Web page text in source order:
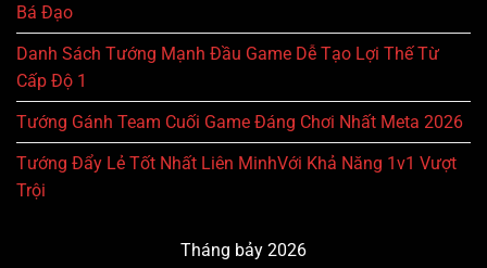
Bá Đạo
Danh Sách Tướng Mạnh Đầu Game Dễ Tạo Lợi Thế Từ
Cấp Độ 1
Tướng Gánh Team Cuối Game Đáng Chơi Nhất Meta 2026
Tướng Đẩy Lẻ Tốt Nhất Liên MinhVới Khả Năng 1v1 Vượt
Trội
Tháng bảy 2026